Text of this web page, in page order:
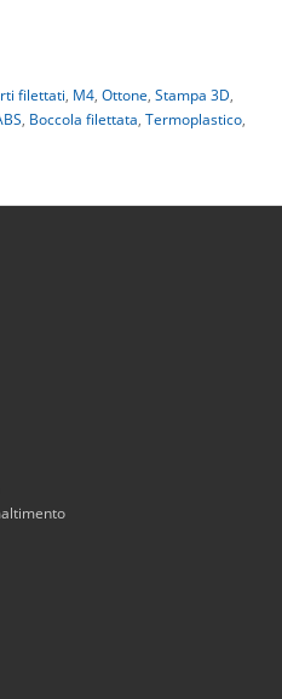
filettati, M4, Ottone, Stampa 3D,
, Boccola filettata, Termoplastico,